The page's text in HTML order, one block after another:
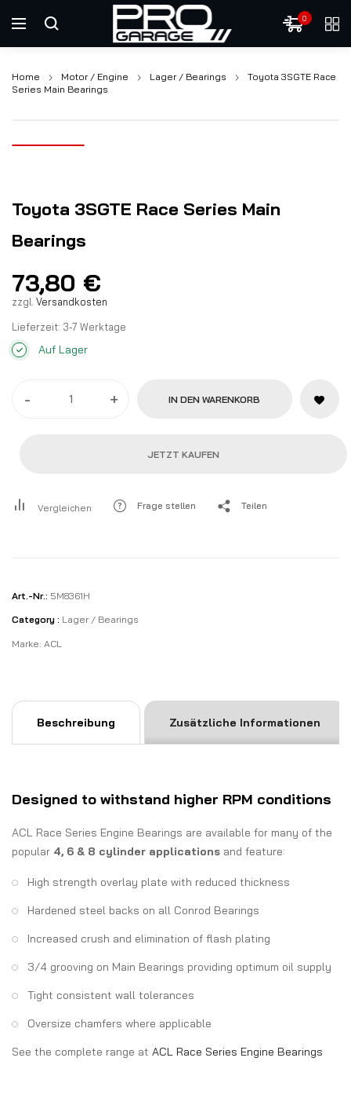
0
Home Motor / Engine Lager / Bearings
Toyota 3SGTE Race
Series Main Bearings
Toyota 3SGTE Race Series Main
Bearings
73,80 €
zzgl. Versandkosten
Lieferzeit: 3-7 Werktage
Auf Lager
- + IN DEN WARENKORB
JETZT KAUFEN
Vergleichen Frage stellen Teilen
Art.-Nr.: 5M8361H
Category : Lager / Bearings
Marke: ACL
Beschreibung Zusätzliche Informationen
Designed to withstand higher RPM conditions
ACL Race Series Engine Bearings are available for many of the
popular 4, 6 & 8 cylinder applications and feature:
High strength overlay plate with reduced thickness
Hardened steel backs on all Conrod Bearings
Increased crush and elimination of flash plating
3/4 grooving on Main Bearings providing optimum oil supply
Tight consistent wall tolerances
Oversize chamfers where applicable
See the complete range at ACL Race Series Engine Bearings